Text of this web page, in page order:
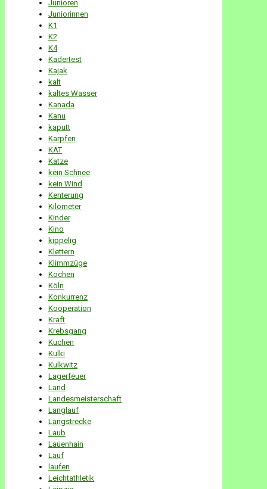
Junioren
Juniorinnen
K1
K2
K4
Kadertest
Kajak
kalt
kaltes Wasser
Kanada
Kanu
kaputt
Karpfen
KAT
Katze
kein Schnee
kein Wind
Kenterung
Kilometer
Kinder
Kino
kippelig
Klettern
Klimmzüge
Kochen
Köln
Konkurrenz
Kooperation
Kraft
Krebsgang
Kuchen
Kulki
Kulkwitz
Lagerfeuer
Land
Landesmeisterschaft
Langlauf
Langstrecke
Laub
Lauenhain
Lauf
laufen
Leichtathletik